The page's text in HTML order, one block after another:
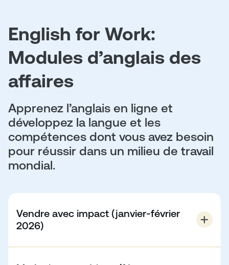
English for Work:
Modules d’anglais des
affaires
Apprenez l’anglais en ligne et
développez la langue et les
compétences dont vous avez besoin
pour réussir dans un milieu de travail
mondial.
Vendre avec impact (janvier-février
2026)